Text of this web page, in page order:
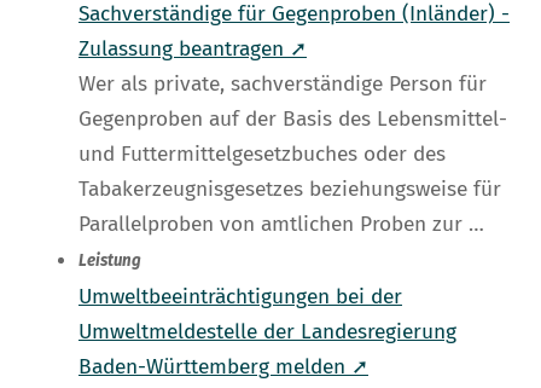
Sachverständige für Gegenproben (Inländer) -
Zulassung beantragen ➚
Wer als private, sachverständige Person für
Gegenproben auf der Basis des Lebensmittel-
und Futtermittelgesetzbuches oder des
Tabakerzeugnisgesetzes beziehungsweise für
Parallelproben von amtlichen Proben zur …
Leistung
Umweltbeeinträchtigungen bei der
Umweltmeldestelle der Landesregierung
Baden-Württemberg melden ➚